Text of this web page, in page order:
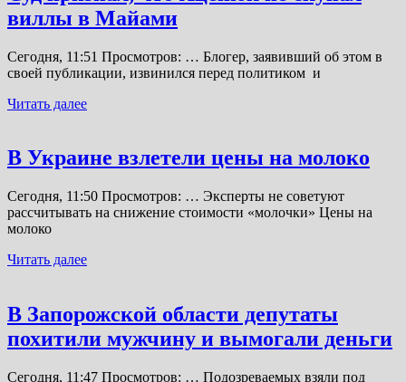
виллы в Майами
Сегодня, 11:51 Просмотров: … Блогер, заявивший об этом в
своей публикации, извинился перед политиком и
Читать далее
В Украине взлетели цены на молоко
Сегодня, 11:50 Просмотров: … Эксперты не советуют
рассчитывать на снижение стоимости «молочки» Цены на
молоко
Читать далее
В Запорожской области депутаты
похитили мужчину и вымогали деньги
Сегодня, 11:47 Просмотров: … Подозреваемых взяли под